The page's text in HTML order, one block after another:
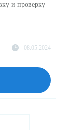
и проверку
08.05.2024